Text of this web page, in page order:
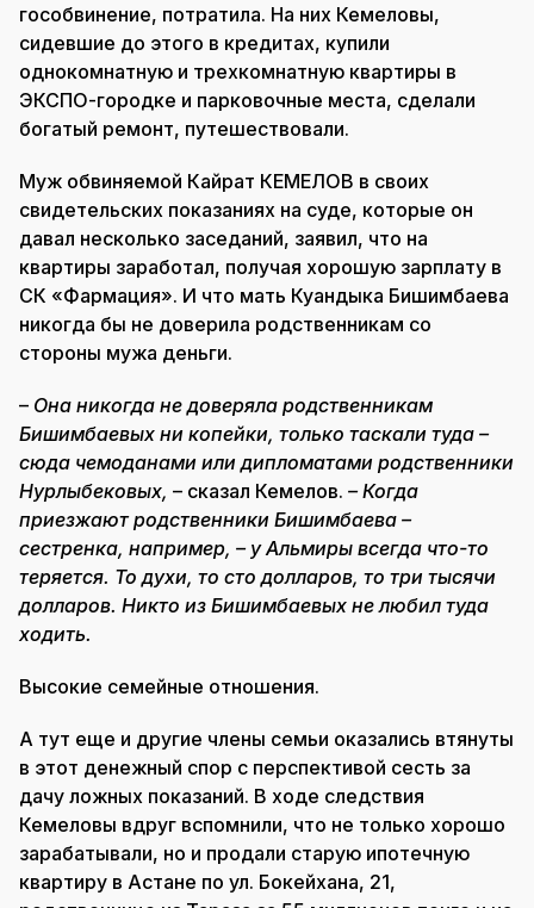
гособвинение, потратила. На них Кемеловы,
сидевшие до этого в кредитах, купили
однокомнатную и трехкомнатную квартиры в
ЭКСПО-городке и парковочные места, сделали
богатый ремонт, путешествовали.
Муж обвиняемой Кайрат КЕМЕЛОВ в своих
свидетельских показаниях на суде, которые он
давал несколько заседаний, заявил, что на
квартиры заработал, получая хорошую зарплату в
СК «Фармация». И что мать Куандыка Бишимбаева
никогда бы не доверила родственникам со
стороны мужа деньги.
– Она никогда не доверяла родственникам
Бишимбаевых ни копейки, только таскали туда –
сюда чемоданами или дипломатами родственники
Нурлыбековых, – сказал Кемелов. – Когда
приезжают родственники Бишимбаева –
сестренка, например, – у Альмиры всегда что-то
теряется. То духи, то сто долларов, то три тысячи
долларов. Никто из Бишимбаевых не любил туда
ходить.
Высокие семейные отношения.
А тут еще и другие члены семьи оказались втянуты
в этот денежный спор с перспективой сесть за
дачу ложных показаний. В ходе следствия
Кемеловы вдруг вспомнили, что не только хорошо
зарабатывали, но и продали старую ипотечную
квартиру в Астане по ул. Бокейхана, 21,